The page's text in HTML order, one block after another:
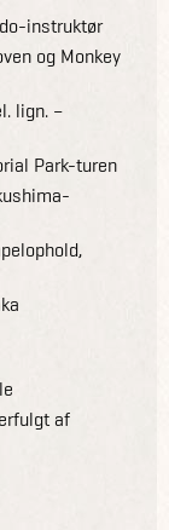
instruktør
og Monkey
lign. –
Park-turen
af